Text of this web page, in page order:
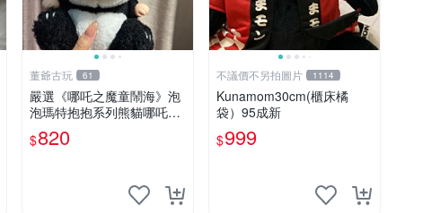
董爺古玩 61
嚴選《哪吒之魔童鬧海》泡
泡瑪特抱抱系列熊貓哪吒搪
膠臉毛絨， STATE：如圖顯
示 哪吒 毛絨公仔 泡泡瑪特
$820
不議價不另拍圖片 1114
Kunamom30cm(櫃床橘
袋）95成新
$999